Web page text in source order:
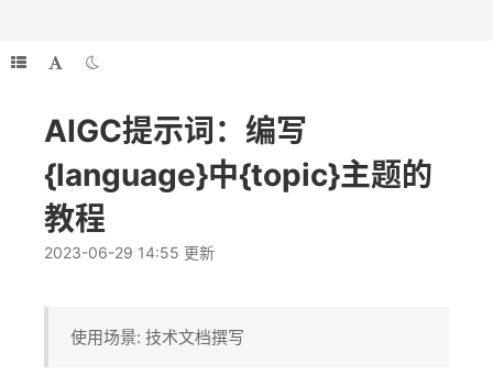
AIGC提示词：编写
{language}中{topic}主题的
教程
2023-06-29 14:55 更新
使用场景: 技术文档撰写